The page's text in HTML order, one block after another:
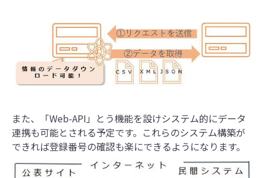
また、「Web-API」とう機能を設けシステム的にデータ
連携も可能とされる予定です。これらのシステム構築が
できれば登録番号の確認も楽にできるようになります。